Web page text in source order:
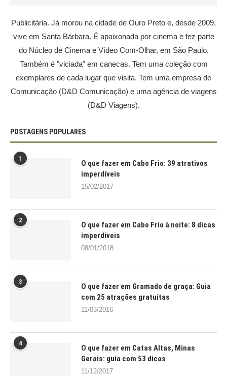
Publicitária. Já morou na cidade de Ouro Preto e, desde 2009,
vive em Santa Bárbara. É apaixonada por cinema e fez parte
do Núcleo de Cinema e Vídeo Com-Olhar, em São Paulo.
Também é "viciada" em canecas. Tem uma coleção com
exemplares de cada lugar que visita. Tem uma empresa de
Comunicação (D&D Comunicação) e uma agência de viagens
(D&D Viagens).
POSTAGENS POPULARES
1
O que fazer em Cabo Frio: 39 atrativos
imperdíveis
15/02/2017
2
O que fazer em Cabo Frio à noite: 8 dicas
imperdíveis
08/01/2018
3
O que fazer em Gramado de graça: Guia
com 25 atrações gratuitas
11/03/2016
4
O que fazer em Catas Altas, Minas
Gerais: guia com 53 dicas
11/12/2017